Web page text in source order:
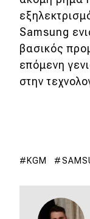
Samsung
βασικός
επόμενη
στην
KGM